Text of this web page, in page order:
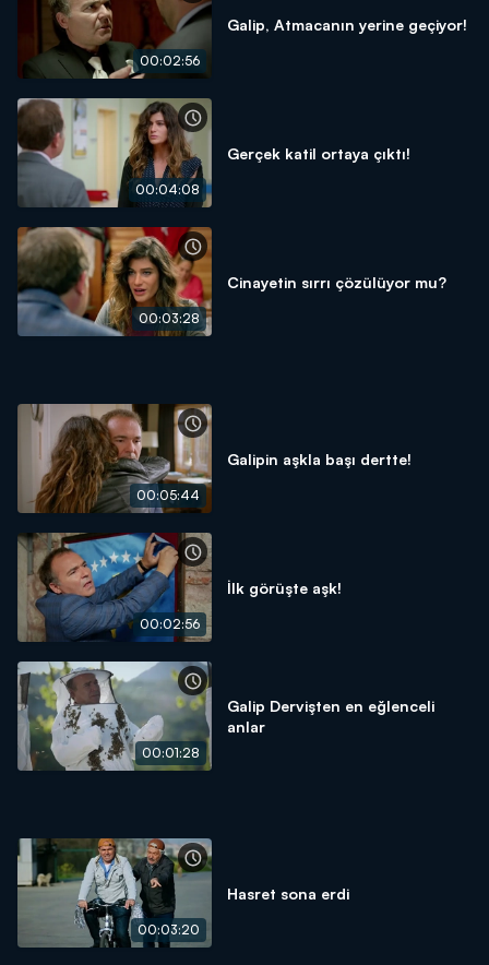
00:02:56
Galip, Atmacanın yerine geçiyor!
00:04:08
Gerçek katil ortaya çıktı!
00:03:28
Cinayetin sırrı çözülüyor mu?
00:05:44
Galipin aşkla başı dertte!
00:02:56
İlk görüşte aşk!
00:01:28
Galip Dervişten en eğlenceli
anlar
00:03:20
Hasret sona erdi